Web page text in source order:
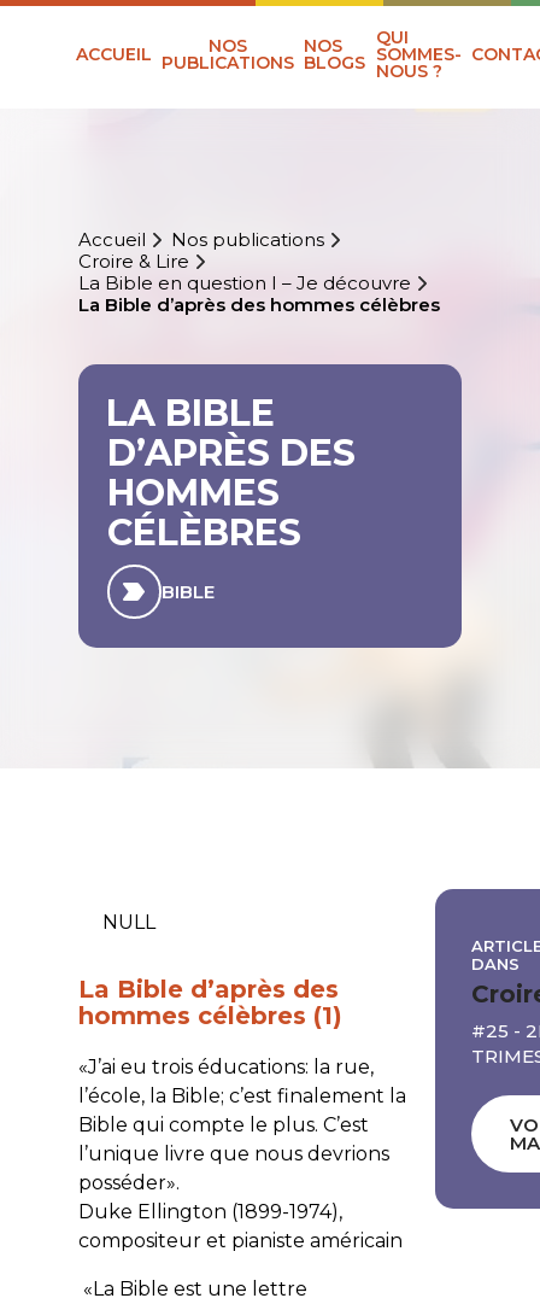
ACCUEIL NOS
PUBLICATIONS
NOS
BLOGS
QUI
SOMMES-
NOUS ?
Accueil
Nos publications
Croire & Lire
La Bible en question I – Je découvre
La Bible d’après des hommes célèbres
LA BIBLE
D’APRÈS DES
HOMMES
CÉLÈBRES
BIBLE
NULL
La Bible d’après des
hommes célèbres (1)
«J’ai eu trois éducations: la rue,
l’école, la Bible; c’est finalement la
Bible qui compte le plus. C’est
l’unique livre que nous devrions
posséder».
Duke Ellington (1899-1974),
compositeur et pianiste américain
«La Bible est une lettre
DANS
#25 -